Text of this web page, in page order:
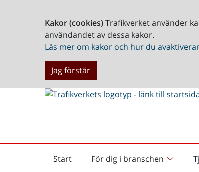
Kakor (cookies)Trafikverket använder
användandet av dessa kakor.
Läs mer om kakor och hur du
Jag förstår
Start
Startsida För dig i branschen